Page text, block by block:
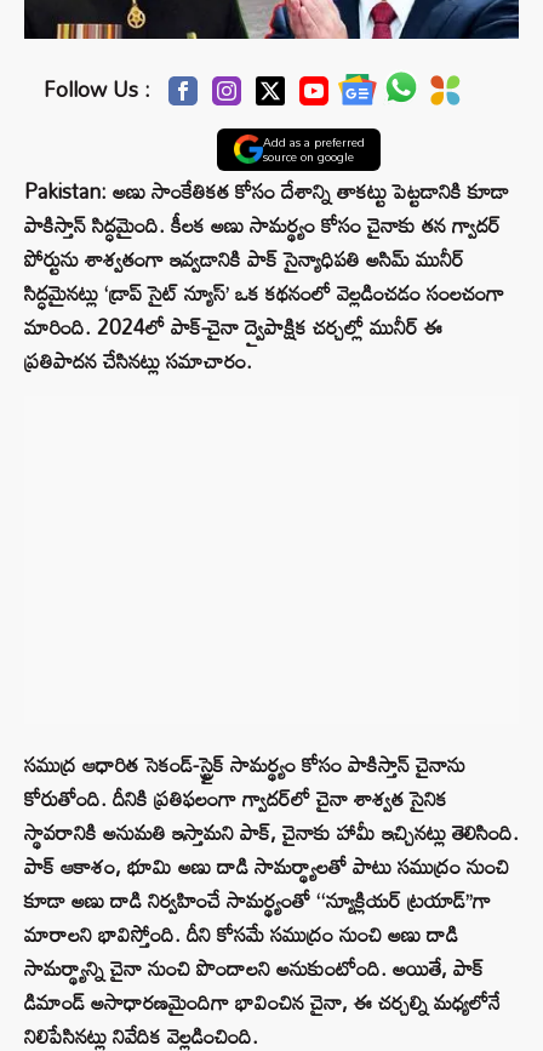
Follow Us :
Add as a preferred
source on google
Pakistan: అణు సాంకేతికత కోసం దేశాన్ని తాకట్టు పెట్టడానికి కూడా
పాకిస్తాన్ సిద్ధమైంది. కీలక అణు సామర్థ్యం కోసం చైనాకు తన గ్వాదర్
పోర్టును శాశ్వతంగా ఇవ్వడానికి పాక్ సైన్యాధిపతి అసిమ్ మునీర్
సిద్ధమైనట్లు ‘డ్రాప్ సైట్ న్యూస్’ ఒక కథనంలో వెల్లడించడం సంలచంగా
మారింది. 2024లో పాక్-చైనా ద్వైపాక్షిక చర్చల్లో మునీర్ ఈ
ప్రతిపాదన చేసినట్లు సమాచారం.
సముద్ర ఆధారిత సెకండ్-స్ట్రైక్ సామర్థ్యం కోసం పాకిస్తాన్ చైనాను
కోరుతోంది. దీనికి ప్రతిఫలంగా గ్వాదర్‌లో చైనా శాశ్వత సైనిక
స్థావరానికి అనుమతి ఇస్తామని పాక్, చైనాకు హామీ ఇచ్చినట్లు తెలిసింది.
పాక్ ఆకాశం, భూమి అణు దాడి సామర్థ్యాలతో పాటు సముద్రం నుంచి
కూడా అణు దాడి నిర్వహించే సామర్థ్యంతో ‘‘న్యూక్లియర్ ట్రయాడ్’’గా
మారాలని భావిస్తోంది. దీని కోసమే సముద్రం నుంచి అణు దాడి
సామర్థ్యాన్ని చైనా నుంచి పొందాలని అనుకుంటోంది. అయితే, పాక్
డిమాండ్ అసాధారణమైందిగా భావించిన చైనా, ఈ చర్చల్ని మధ్యలోనే
నిలిపేసినట్లు నివేదిక వెల్లడించింది.